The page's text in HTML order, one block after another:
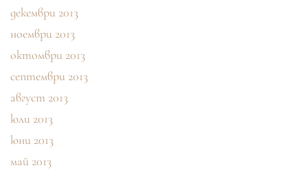
декември 2013
ноември 2013
октомври 2013
септември 2013
август 2013
юли 2013
юни 2013
май 2013